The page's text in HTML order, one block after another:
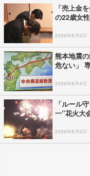
「売上金
の22歳女
2026年8月3日
熊本地震
危ない」
2026年8月4日
「ルール
一”花火大
2026年8月3日